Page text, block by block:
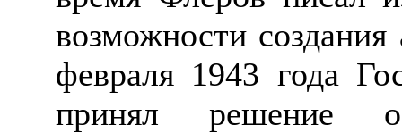
возможности
февраля 1943 года
принял решение